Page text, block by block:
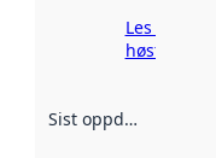
Les mer om
høsting her
Sist oppdatert